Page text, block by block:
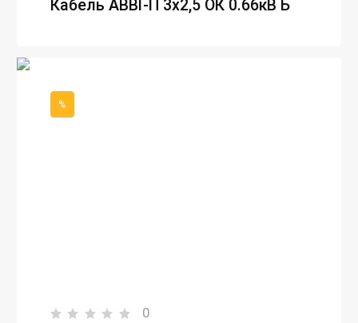
Кабель АВВГ-П 3х2,5 ОК 0.66кВ Б
%
0